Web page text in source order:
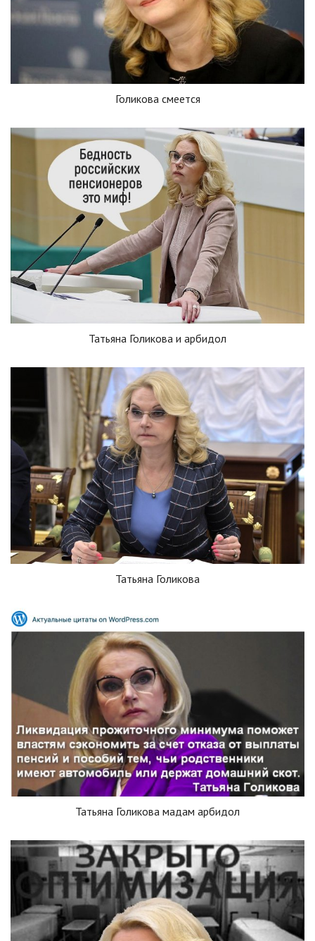
Голикова смеется
Татьяна Голикова и арбидол
Татьяна Голикова
Татьяна Голикова мадам арбидол